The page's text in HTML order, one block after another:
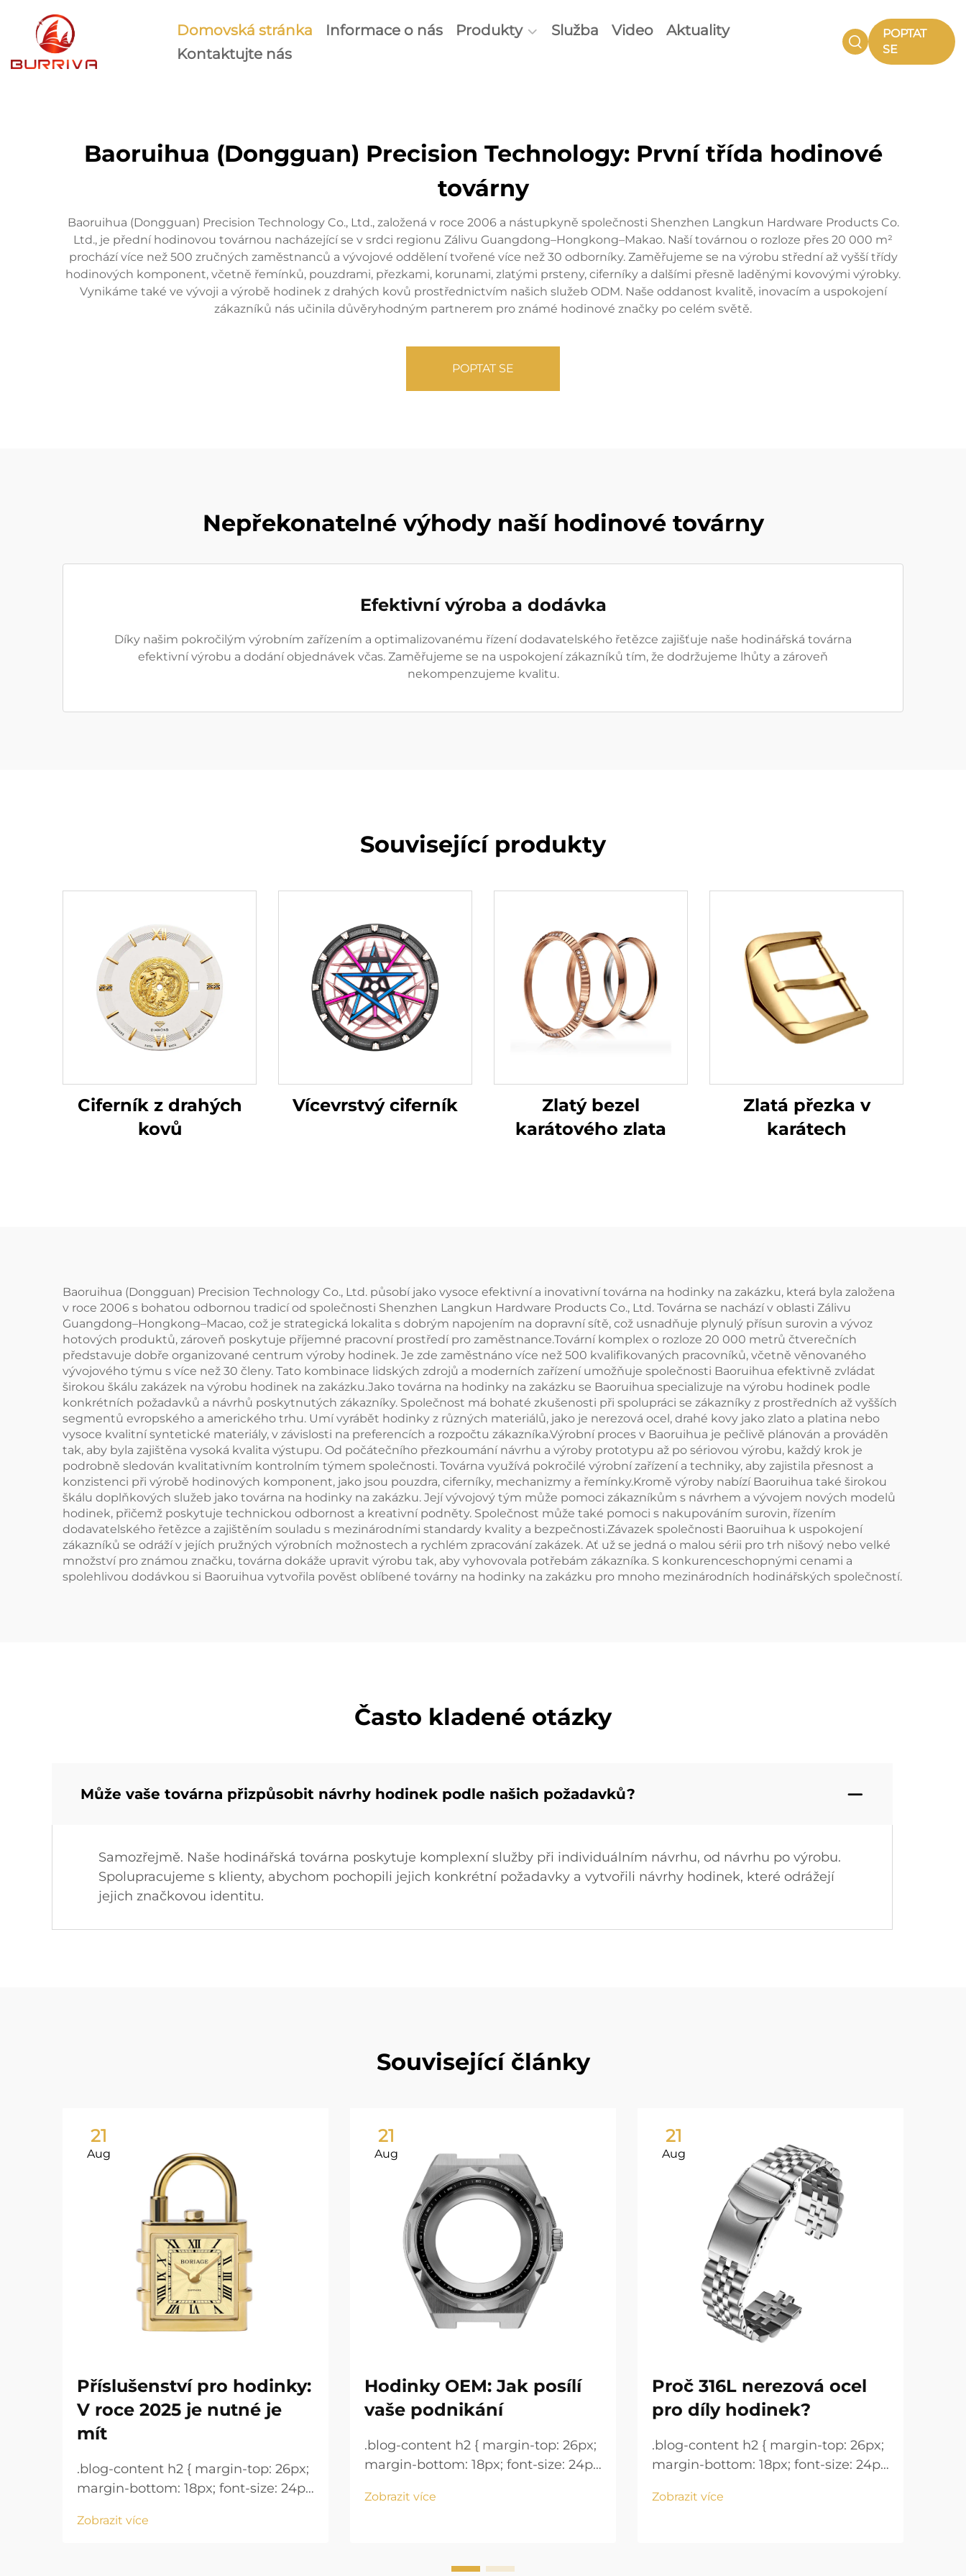
Domovská stránka Informace o nás Produkty Služba Video
Aktuality
Kontaktujte nás
POPTAT
SE
Baoruihua (Dongguan) Precision Technology: První třída hodinové
továrny
Baoruihua (Dongguan) Precision Technology Co., Ltd., založená v roce 2006 a nástupkyně společnosti Shenzhen Langkun Hardware Products Co.
Ltd., je přední hodinovou továrnou nacházející se v srdci regionu Zálivu Guangdong–Hongkong–Makao. Naší továrnou o rozloze přes 20 000 m²
prochází více než 500 zručných zaměstnanců a vývojové oddělení tvořené více než 30 odborníky. Zaměřujeme se na výrobu střední až vyšší třídy
hodinových komponent, včetně řemínků, pouzdrami, přezkami, korunami, zlatými prsteny, ciferníky a dalšími přesně laděnými kovovými výrobky.
Vynikáme také ve vývoji a výrobě hodinek z drahých kovů prostřednictvím našich služeb ODM. Naše oddanost kvalitě, inovacím a uspokojení
zákazníků nás učinila důvěryhodným partnerem pro známé hodinové značky po celém světě.
POPTAT SE
Nepřekonatelné výhody naší hodinové továrny
Efektivní výroba a dodávka
Díky našim pokročilým výrobním zařízením a optimalizovanému řízení dodavatelského řetězce zajišťuje naše hodinářská továrna
efektivní výrobu a dodání objednávek včas. Zaměřujeme se na uspokojení zákazníků tím, že dodržujeme lhůty a zároveň
nekompenzujeme kvalitu.
Související produkty
Ciferník z drahých
kovů
Vícevrstvý ciferník
Zlatý bezel
karátového zlata
Zlatá přezka v
karátech
Baoruihua (Dongguan) Precision Technology Co., Ltd. působí jako vysoce efektivní a inovativní továrna na hodinky na zakázku, která byla založena
v roce 2006 s bohatou odbornou tradicí od společnosti Shenzhen Langkun Hardware Products Co., Ltd. Továrna se nachází v oblasti Zálivu
Guangdong–Hongkong–Macao, což je strategická lokalita s dobrým napojením na dopravní sítě, což usnadňuje plynulý přísun surovin a vývoz
hotových produktů, zároveň poskytuje příjemné pracovní prostředí pro zaměstnance.Tovární komplex o rozloze 20 000 metrů čtverečních
představuje dobře organizované centrum výroby hodinek. Je zde zaměstnáno více než 500 kvalifikovaných pracovníků, včetně věnovaného
vývojového týmu s více než 30 členy. Tato kombinace lidských zdrojů a moderních zařízení umožňuje společnosti Baoruihua efektivně zvládat
širokou škálu zakázek na výrobu hodinek na zakázku.Jako továrna na hodinky na zakázku se Baoruihua specializuje na výrobu hodinek podle
konkrétních požadavků a návrhů poskytnutých zákazníky. Společnost má bohaté zkušenosti při spolupráci se zákazníky z prostředních až vyšších
segmentů evropského a amerického trhu. Umí vyrábět hodinky z různých materiálů, jako je nerezová ocel, drahé kovy jako zlato a platina nebo
vysoce kvalitní syntetické materiály, v závislosti na preferencích a rozpočtu zákazníka.Výrobní proces v Baoruihua je pečlivě plánován a prováděn
tak, aby byla zajištěna vysoká kvalita výstupu. Od počátečního přezkoumání návrhu a výroby prototypu až po sériovou výrobu, každý krok je
podrobně sledován kvalitativním kontrolním týmem společnosti. Továrna využívá pokročilé výrobní zařízení a techniky, aby zajistila přesnost a
konzistenci při výrobě hodinových komponent, jako jsou pouzdra, ciferníky, mechanizmy a řemínky.Kromě výroby nabízí Baoruihua také širokou
škálu doplňkových služeb jako továrna na hodinky na zakázku. Její vývojový tým může pomoci zákazníkům s návrhem a vývojem nových modelů
hodinek, přičemž poskytuje technickou odbornost a kreativní podněty. Společnost může také pomoci s nakupováním surovin, řízením
dodavatelského řetězce a zajištěním souladu s mezinárodními standardy kvality a bezpečnosti.Závazek společnosti Baoruihua k uspokojení
zákazníků se odráží v jejích pružných výrobních možnostech a rychlém zpracování zakázek. Ať už se jedná o malou sérii pro trh nišový nebo velké
množství pro známou značku, továrna dokáže upravit výrobu tak, aby vyhovovala potřebám zákazníka. S konkurenceschopnými cenami a
spolehlivou dodávkou si Baoruihua vytvořila pověst oblíbené továrny na hodinky na zakázku pro mnoho mezinárodních hodinářských společností.
Často kladené otázky
Může vaše továrna přizpůsobit návrhy hodinek podle našich požadavků?
Samozřejmě. Naše hodinářská továrna poskytuje komplexní služby při individuálním návrhu, od návrhu po výrobu.
Spolupracujeme s klienty, abychom pochopili jejich konkrétní požadavky a vytvořili návrhy hodinek, které odrážejí
jejich značkovou identitu.
Související články
21
Aug
Příslušenství pro hodinky:
V roce 2025 je nutné je
mít
.blog-content h2 { margin-top: 26px;
margin-bottom: 18px; font-size: 24px
height: normal; } .blog-content h3 {
Zobrazit více
21
Aug
Hodinky OEM: Jak posílí
vaše podnikání
.blog-content h2 { margin-top: 26px;
margin-bottom: 18px; font-size: 24px
height: normal; } .blog-content h3 {
Zobrazit více
21
Aug
Proč 316L nerezová ocel
pro díly hodinek?
.blog-content h2 { margin-top: 26px;
margin-bottom: 18px; font-size: 24px
height: normal; } .blog-content h3 {
Zobrazit více